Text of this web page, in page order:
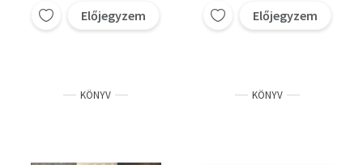
Előjegyzem Előjegyzem
KÖNYV KÖNYV